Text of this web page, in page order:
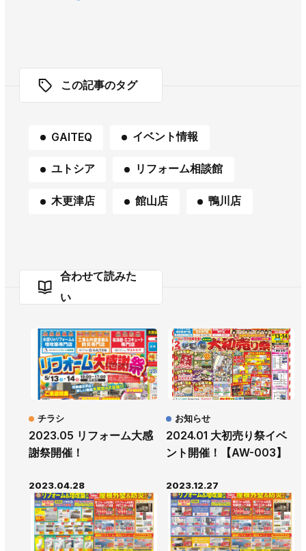
この記事のタグ
GAITEQ イベント情報
ユトシア リフォーム相談館
木更津店 館山店 鴨川店
合わせて読みた
い
2023.05 リフォーム大感
謝祭開催！
チラシ
2023.04.28
2024.01 大初売り祭イベ
ント開催！【AW-003】
お知らせ
2023.12.27